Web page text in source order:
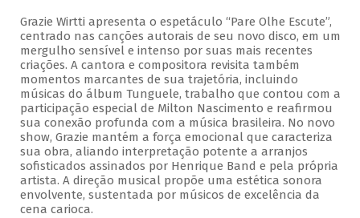
Grazie Wirtti apresenta o espetáculo “Pare Olhe Escute”,
centrado nas canções autorais de seu novo disco, em um
mergulho sensível e intenso por suas mais recentes
criações. A cantora e compositora revisita também
momentos marcantes de sua trajetória, incluindo
músicas do álbum Tunguele, trabalho que contou com a
participação especial de Milton Nascimento e reafirmou
sua conexão profunda com a música brasileira. No novo
show, Grazie mantém a força emocional que caracteriza
sua obra, aliando interpretação potente a arranjos
sofisticados assinados por Henrique Band e pela própria
artista. A direção musical propõe uma estética sonora
envolvente, sustentada por músicos de excelência da
cena carioca.